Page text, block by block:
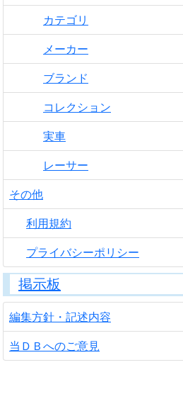
カテゴリ
メーカー
ブランド
コレクション
実車
レーサー
その他
利用規約
プライバシーポリシー
掲示板
編集方針・記述内容
当ＤＢへのご意見